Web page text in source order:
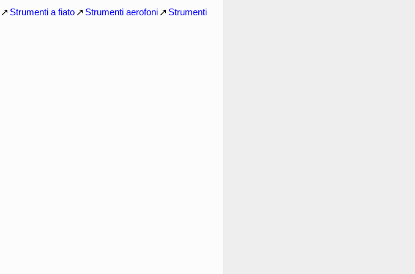
Strumenti a fiato Strumenti aerofoni
Strumenti